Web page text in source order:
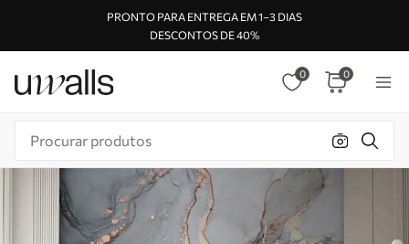
PRONTO PARA ENTREGA EM 1–3 DIAS
DESCONTOS DE 40%
0 0